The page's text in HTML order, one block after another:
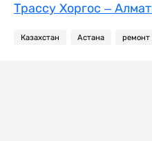
Трассу Хоргос –
Казахстан Астана ремонт